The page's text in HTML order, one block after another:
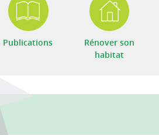
Publications
Rénover son
habitat